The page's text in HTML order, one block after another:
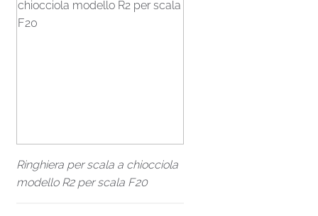
Ringhiera per scala a chiocciola
modello R2 per scala F20